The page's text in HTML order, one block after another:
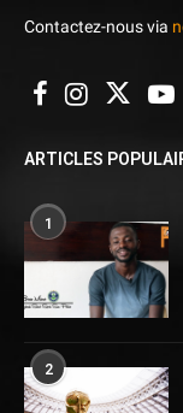
Contactez-nous via
ARTICLES
1
2